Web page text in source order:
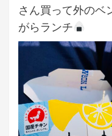
さん買って外のベ
がらランチ